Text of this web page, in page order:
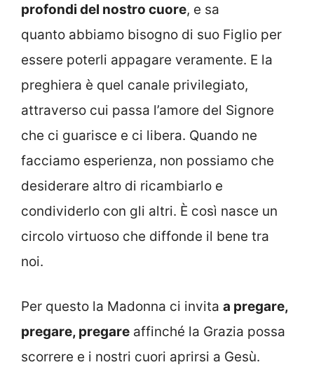
profondi del nostro cuore, e sa
quanto abbiamo bisogno di suo Figlio per
essere poterli appagare veramente. E la
preghiera è quel canale privilegiato,
attraverso cui passa l’amore del Signore
che ci guarisce e ci libera. Quando ne
facciamo esperienza, non possiamo che
desiderare altro di ricambiarlo e
condividerlo con gli altri. È così nasce un
circolo virtuoso che diffonde il bene tra
noi.
Per questo la Madonna ci invita a pregare,
pregare, pregare affinché la Grazia possa
scorrere e i nostri cuori aprirsi a Gesù.